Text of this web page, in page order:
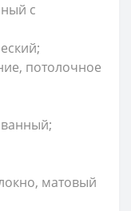
с
потолочное
матовый